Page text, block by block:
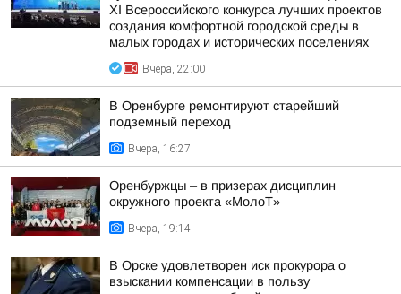
XI Всероссийского конкурса лучших проектов
создания комфортной городской среды в
малых городах и исторических поселениях
Вчера, 22:00
В Оренбурге ремонтируют старейший
подземный переход
Вчера, 16:27
Оренбуржцы – в призерах дисциплин
окружного проекта «МолоТ»
Вчера, 19:14
В Орске удовлетворен иск прокурора о
взыскании компенсации в пользу